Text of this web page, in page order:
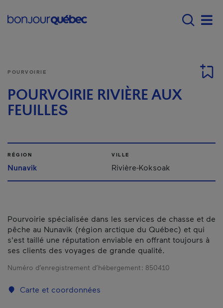
Main navigation -
POURVOIRIE
POURVOIRIE RIVIÈRE AUX
FEUILLES
RÉGION
Nunavik
VILLE
Rivière-Koksoak
Pourvoirie spécialisée dans les services de chasse et de
pêche au Nunavik (région arctique du Québec) et qui
s'est taillé une réputation enviable en offrant toujours à
ses clients des voyages de grande qualité.
Numéro d’enregistrement d’hébergement : 850410
Carte et coordonnées